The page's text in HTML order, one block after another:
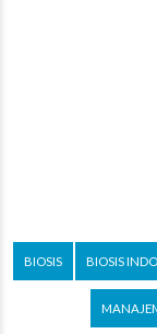
BIOSIS BIOSIS